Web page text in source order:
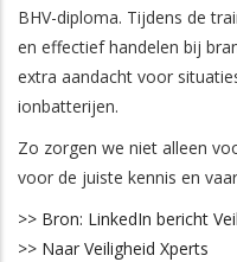
BHV-diploma. Tijdens de
en effectief handelen bij
extra aandacht voor
ionbatterijen.
Zo zorgen we niet alleen
voor de juiste kennis en
>> Bron: LinkedIn bericht
>> Naar Veiligheid Xperts